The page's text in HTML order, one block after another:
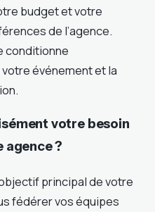
budget et votre
de l’agence.
conditionne
événement et la
votre besoin
agence ?
principal de votre
fédérer vos équipes